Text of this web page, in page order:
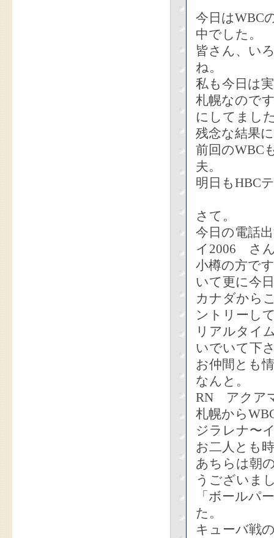
今日はWBC
中でした。
皆さん、い
ね。
私も今日は
札幌なので
にしてまし
残念な結果
前回のWBC
夫。
明日もHBC
さて。
今日の電話
イ2006 さ
小樽の方で
いて更に今
カナダから
ントリーし
リアルタイ
いでいて下
お仲間とも
なんと。
RN アクア
札幌から
ジラレナ〜
お二人とも
あちらは朝
うございま
「ボールパ
た。
キューバ戦